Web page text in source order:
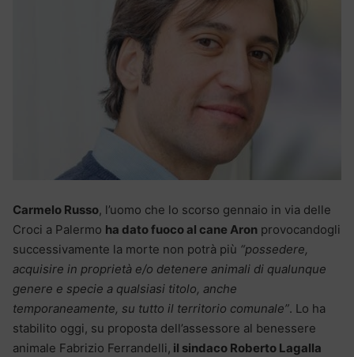
Carmelo Russo, l’uomo che lo scorso gennaio in via delle
Croci a Palermo ha dato fuoco al cane Aron provocandogli
successivamente la morte non potrà più “possedere,
acquisire in proprietà e/o detenere animali di qualunque
genere e specie a qualsiasi titolo, anche
temporaneamente, su tutto il territorio comunale”. Lo ha
stabilito oggi, su proposta dell’assessore al benessere
animale Fabrizio Ferrandelli, il sindaco Roberto Lagalla